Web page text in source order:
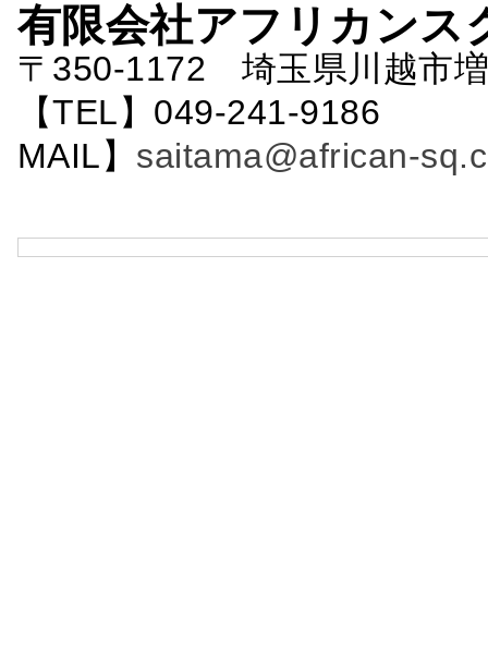
有限会社アフリカンス
〒350-1172 埼玉県川越市
【TEL】049-241-
MAIL】 saitama@african-